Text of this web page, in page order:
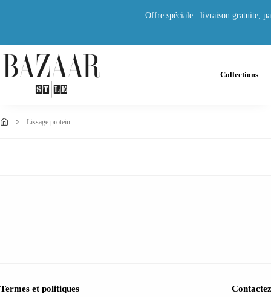
Offre spéciale : livraison gratuite,
Collections
lissage protein
Termes et politiques